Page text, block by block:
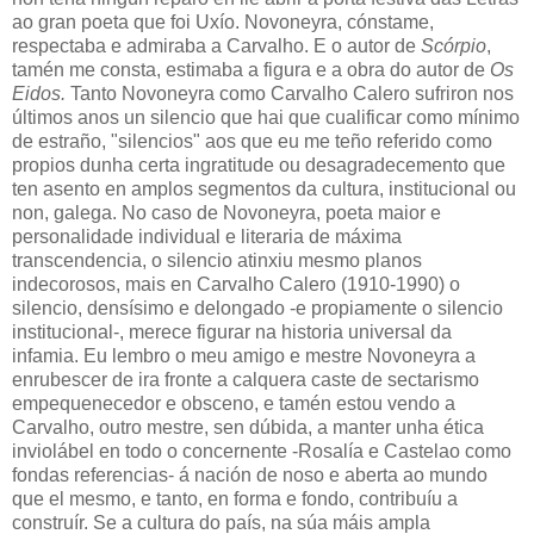
ao gran poeta que foi Uxío. Novoneyra, cónstame,
respectaba e admiraba a Carvalho. E o autor de Scórpio,
tamén me consta, estimaba a figura e a obra do autor de Os
Eidos. Tanto Novoneyra como Carvalho Calero sufriron nos
últimos anos un silencio que hai que cualificar como mínimo
de estraño, "silencios" aos que eu me teño referido como
propios dunha certa ingratitude ou desagradecemento que
ten asento en amplos segmentos da cultura, institucional ou
non, galega. No caso de Novoneyra, poeta maior e
personalidade individual e literaria de máxima
transcendencia, o silencio atinxiu mesmo planos
indecorosos, mais en Carvalho Calero (1910-1990) o
silencio, densísimo e delongado -e propiamente o silencio
institucional-, merece figurar na historia universal da
infamia. Eu lembro o meu amigo e mestre Novoneyra a
enrubescer de ira fronte a calquera caste de sectarismo
empequenecedor e obsceno, e tamén estou vendo a
Carvalho, outro mestre, sen dúbida, a manter unha ética
inviolábel en todo o concernente -Rosalía e Castelao como
fondas referencias- á nación de noso e aberta ao mundo
que el mesmo, e tanto, en forma e fondo, contribuíu a
construír. Se a cultura do país, na súa máis ampla